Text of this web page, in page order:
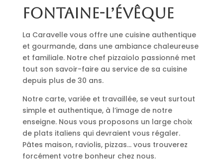
Fontaine-l’Évêque
La Caravelle vous offre une cuisine authentique
et gourmande, dans une ambiance chaleureuse
et familiale. Notre chef pizzaiolo passionné met
tout son savoir-faire au service de sa cuisine
depuis plus de 30 ans.
Notre carte, variée et travaillée, se veut surtout
simple et authentique, à l’image de notre
enseigne. Nous vous proposons un large choix
de plats italiens qui devraient vous régaler.
Pâtes maison, raviolis, pizzas… vous trouverez
forcément votre bonheur chez nous.